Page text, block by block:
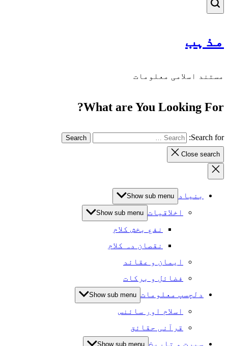
مذہب
مستند اسلامی معلومات
What are You Looking For?
Search for:
Close search
بنیاد Show sub menu
اخلاقیات Show sub menu
نفع بخش کلام
نقصان دہ کلام
ایمان و عقائد
فضائل و برکات
دلچسپ معلومات Show sub menu
اسلام اور سائنس
قرآنی حقائق
سیرت و تاریخ Show sub menu